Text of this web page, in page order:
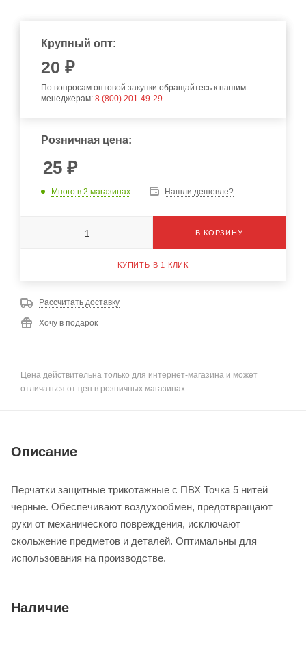
Крупный опт:
20 ₽
По вопросам оптовой закупки обращайтесь к нашим
менеджерам: 8 (800) 201-49-29
Розничная цена:
25 ₽
Много в 2 магазинах Нашли дешевле?
В КОРЗИНУ
КУПИТЬ В 1 КЛИК
Рассчитать доставку
Хочу в подарок
Цена действительна только для интернет-магазина и может
отличаться от цен в розничных магазинах
Описание
Перчатки защитные трикотажные с ПВХ Точка 5 нитей
черные. Обеспечивают воздухообмен, предотвращают
руки от механического повреждения, исключают
скольжение предметов и деталей. Оптимальны для
использования на производстве.
Наличие